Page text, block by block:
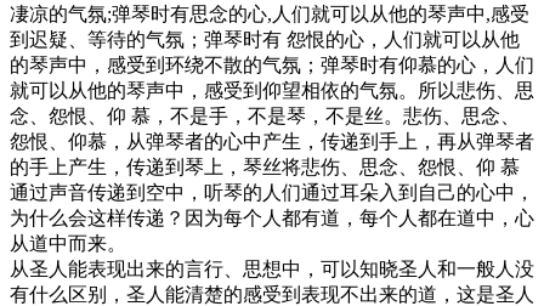
凄凉的气氛;弹琴时有思念的心,人们就可以从他的琴声中,感受
到迟疑、等待的气氛；弹琴时有 怨恨的心，人们就可以从他
的琴声中，感受到环绕不散的气氛；弹琴时有仰慕的心，人们
就可以从他的琴声中，感受到仰望相依的气氛。所以悲伤、思
念、怨恨、仰 慕，不是手，不是琴，不是丝。悲伤、思念、
怨恨、仰慕，从弹琴者的心中产生，传递到手上，再从弹琴者
的手上产生，传递到琴上，琴丝将悲伤、思念、怨恨、仰 慕
通过声音传递到空中，听琴的人们通过耳朵入到自己的心中，
为什么会这样传递？因为每个人都有道，每个人都在道中，心
从道中而来。
从圣人能表现出来的言行、思想中，可以知晓圣人和一般人没
有什么区别，圣人能清楚的感受到表现不出来的道，这是圣人